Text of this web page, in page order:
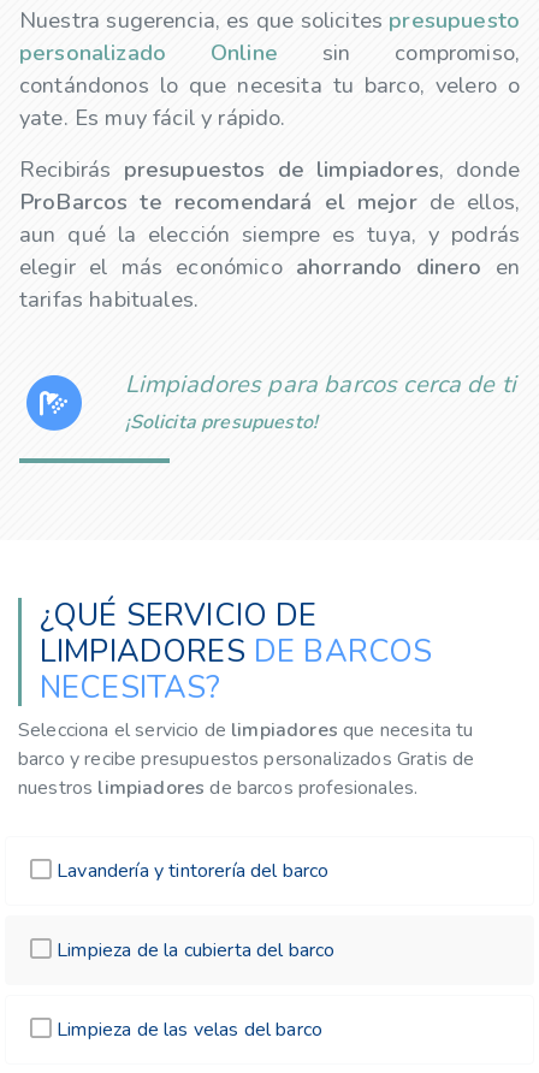
Nuestra sugerencia, es que solicites presupuesto
personalizado Online sin compromiso,
contándonos lo que necesita tu barco, velero o
yate. Es muy fácil y rápido.
Recibirás presupuestos de limpiadores, donde
ProBarcos te recomendará el mejorde ellos,
aun qué la elección siempre es tuya, y podrás
elegir el más económico ahorrando dinero en
tarifas habituales.
Limpiadores para barcos cerca de ti
¡Solicita presupuesto!
¿QUÉ SERVICIO DE
LIMPIADORES DE BARCOS
NECESITAS?
Selecciona el servicio de limpiadores que necesita tu
barco y recibe presupuestos personalizados Gratis de
nuestros limpiadores de barcos profesionales.
Lavandería y tintorería del barco
Limpieza de la cubierta del barco
Limpieza de las velas del barco